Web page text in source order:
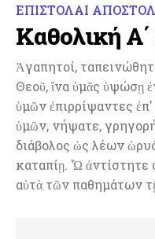
ΕΠΙΣΤΟΛΑΙ
Καθολική Α΄
Ἀγαπητοί,
Θεοῦ, ἵνα ὑμᾶς ὑψώσῃ
ὑμῶν ἐπιρρίψαντες ἐπ'
ὑμῶν, νήψατε,
διάβολος ὡς λέων
καταπίῃ. Ὧ ἀντίστητε
αὐτὰ τῶν παθημάτων